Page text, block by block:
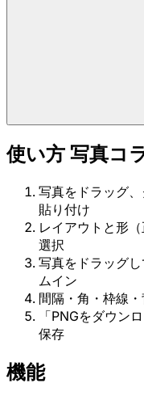
使い方 写真コ
写真をドラッグ
貼り付け
レイアウトと形
選択
写真をドラッグ
ムイン
間隔・角・枠線
「PNGをダウン
保存
機能